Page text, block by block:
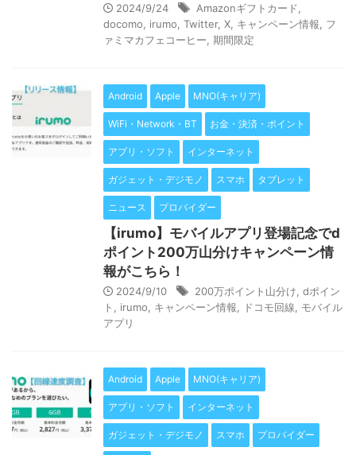
2024/9/24 Amazonギフトカード
docomo
irumo Twitter, X キャンペーン情報
フ
ァミマカフェコーヒー 期間限定
Android Apple MNO(キャリア)
WiFi・Network・BT お金・決済・ポイント
アプリ・ソフト インターネット
ガジェット・デジモノ スマホ タブレット
ニュース プロバイダー
【irumo】モバイルアプリ登場記念でd
ポイント200万山分けキャンペーン情
報がこちら！
2024/9/10 200万ポイント山分け dポイン
ト
irumo キャンペーン情報 ドコモ回線
モバイル
アプリ
Android Apple MNO(キャリア)
アプリ・ソフト インターネット
ガジェット・デジモノ スマホ プロバイダー